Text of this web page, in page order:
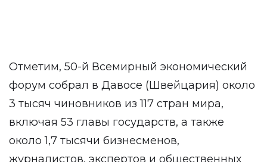
Отметим, 50-й Всемирный экономический
форум собрал в Давосе (Швейцария) около
3 тысяч чиновников из 117 стран мира,
включая 53 главы государств, а также
около 1,7 тысячи бизнесменов,
журналистов, экспертов и общественных